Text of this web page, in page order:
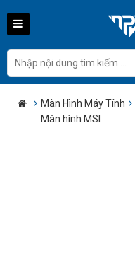
Màn Hình Máy Tính
Màn hình MSI